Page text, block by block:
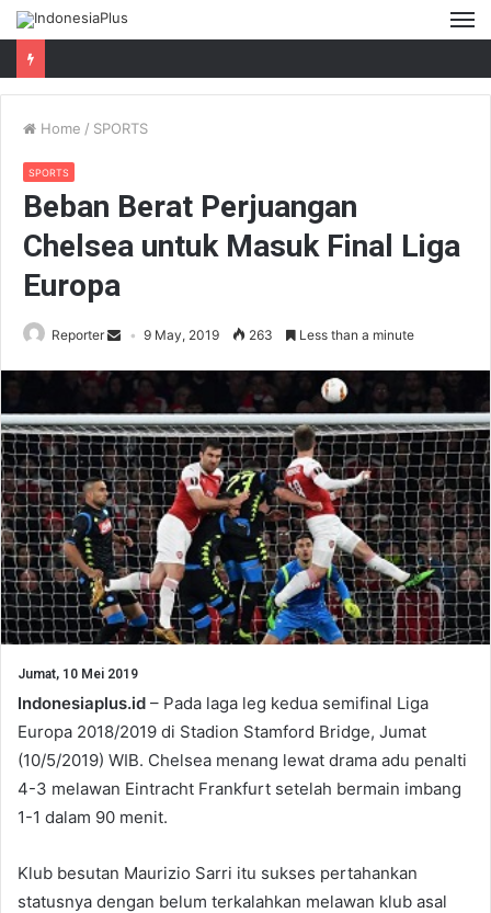
Home / SPORTS
SPORTS
Beban Berat Perjuangan
Chelsea untuk Masuk Final Liga
Europa
Reporter 9 May, 2019 263 Less than a minute
Jumat, 10 Mei 2019
Indonesiaplus.id – Pada laga leg kedua semifinal Liga
Europa 2018/2019 di Stadion Stamford Bridge, Jumat
(10/5/2019) WIB. Chelsea menang lewat drama adu penalti
4-3 melawan Eintracht Frankfurt setelah bermain imbang
1-1 dalam 90 menit.
Klub besutan Maurizio Sarri itu sukses pertahankan
statusnya dengan belum terkalahkan melawan klub asal